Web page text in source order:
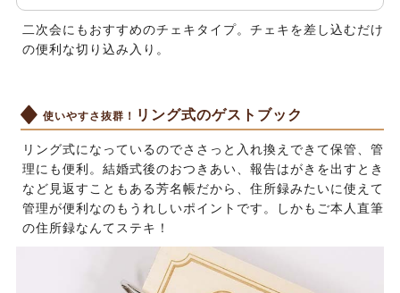
二次会にもおすすめのチェキタイプ。チェキを差し込むだけ
の便利な切り込み入り。
使いやすさ抜群！ リング式のゲストブック
リング式になっているのでささっと入れ換えできて保管、管
理にも便利。結婚式後のおつきあい、報告はがきを出すとき
など見返すこともある芳名帳だから、住所録みたいに使えて
管理が便利なのもうれしいポイントです。しかもご本人直筆
の住所録なんてステキ！